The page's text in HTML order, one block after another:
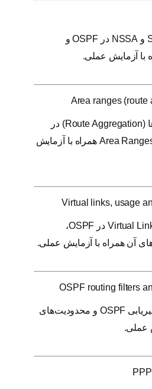
آشنایی با مناطق Stub و NSSA در OSPF و
با آزمایش عملی.
Area ranges (route
بررسی تجمیع مسیرها (Route Aggregation) در
OSPF با استفاده از Area Ranges همراه با آزمایش
Virtual links, usage
آموزش استفاده از Virtual Links در OSPF،
آن همراه با آزمایش عملی.
OSPF routing filters
بررسی فیلترهای مسیریابی OSPF و محدودیت‌های
عملی.